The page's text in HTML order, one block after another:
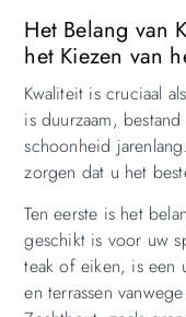
Het Belang van
het Kiezen van
Kwaliteit is cruciaal
is duurzaam,
schoonheid
zorgen dat u het
Ten eerste is het
geschikt is voor uw
teak of eiken, is een
en terrassen